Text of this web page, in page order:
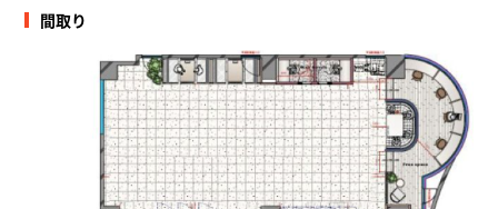
間取り